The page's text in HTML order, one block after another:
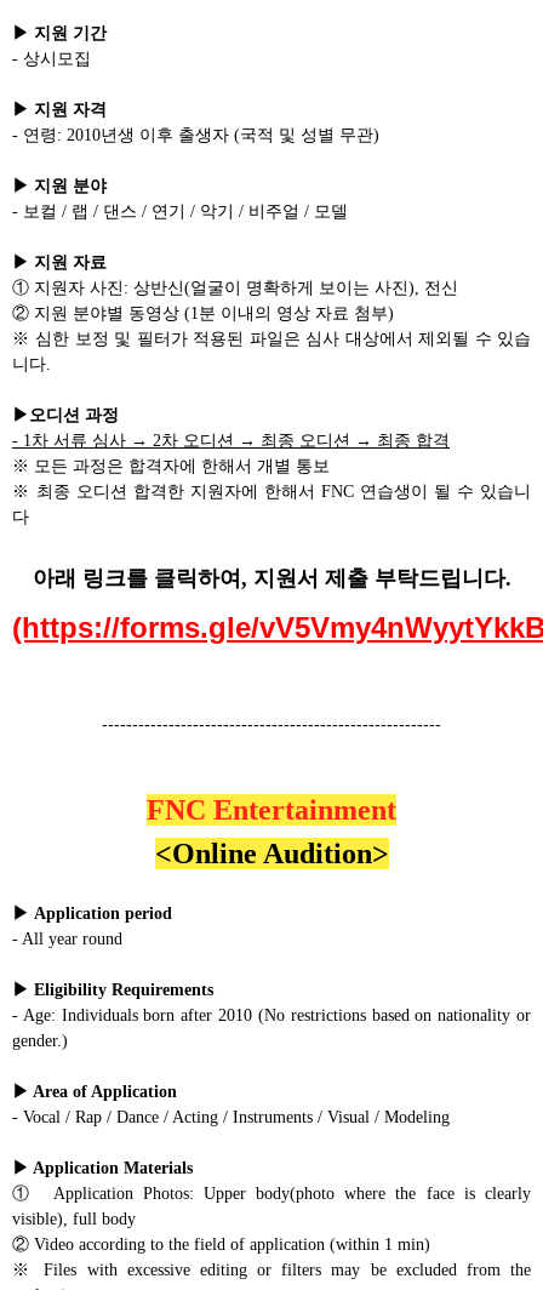
▶ 지원 기간
- 상시모집
▶ 지원 자격
- 연령: 2010년생 이후 출생자 (국적 및 성별 무관)
▶ 지원 분야
- 보컬 / 랩 / 댄스 / 연기 / 악기 / 비주얼 / 모델
▶ 지원 자료
① 지원자 사진: 상반신(얼굴이 명확하게 보이는 사진), 전신
② 지원 분야별 동영상 (1분 이내의 영상 자료 첨부)
※ 심한 보정 및 필터가 적용된 파일은 심사 대상에서 제외될 수 있습
니다.
▶오디션 과정
- 1차 서류 심사 → 2차 오디션 → 최종 오디션 → 최종 합격
※ 모든 과정은 합격자에 한해서 개별 통보
※ 최종 오디션 합격한 지원자에 한해서 FNC 연습생이 될 수 있습니
다
아래 링크를 클릭하여, 지원서 제출 부탁드립니다.
(https://forms.gle/
--------------------------------------------------------
FNC Entertainment
<Online Audition>
▶ Application period
- All year round
▶ Eligibility Requirements
- Age: Individuals born after 2010 (No restrictions based on nationality or
gender.)
▶ Area of Application
- Vocal / Rap / Dance / Acting / Instruments / Visual / Modeling
▶ Application Materials
① Application Photos: Upper body(photo where the face is clearly
visible), full body
② Video according to the field of application (within 1 min)
※ Files with excessive editing or filters may be excluded from the